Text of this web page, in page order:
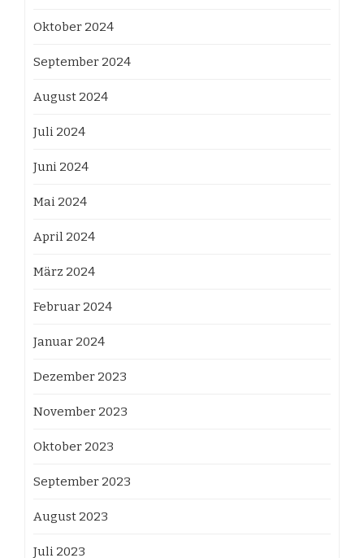
Oktober 2024
September 2024
August 2024
Juli 2024
Juni 2024
Mai 2024
April 2024
März 2024
Februar 2024
Januar 2024
Dezember 2023
November 2023
Oktober 2023
September 2023
August 2023
Juli 2023